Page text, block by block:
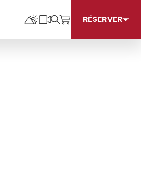
RÉSERVER